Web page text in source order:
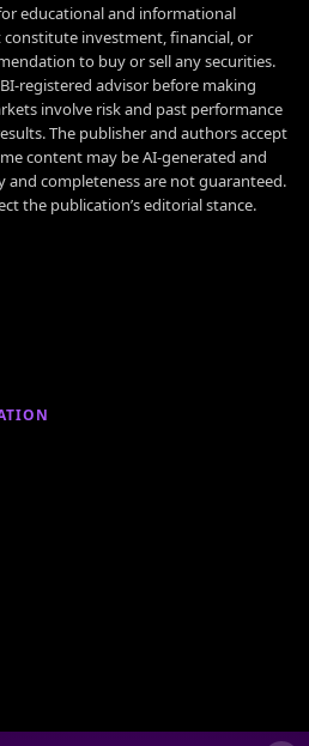
educational and informational
investment, financial, or
to buy or sell any securities.
registered advisor before making
involve risk and past performance
The publisher and authors accept
content may be AI-generated and
and completeness are not guaranteed.
the publication’s editorial stance.